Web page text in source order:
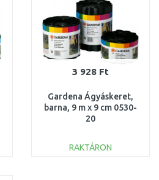
3 928 Ft
Gardena Ágyáskeret,
barna, 9 m x 9 cm 0530-
20
RAKTÁRON